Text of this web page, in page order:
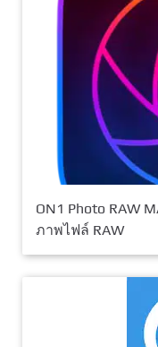
ON1 Photo RAW
ภาพไฟล์ RAW